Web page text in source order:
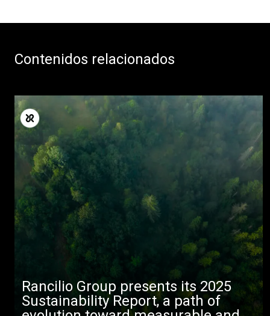
Contenidos relacionados
Rancilio Group presents its 2025
Sustainability Report, a path of